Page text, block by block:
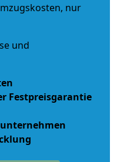
nur
und
Festpreisgarantie